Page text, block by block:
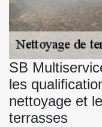
SB
les
nettoyage et
terrasses